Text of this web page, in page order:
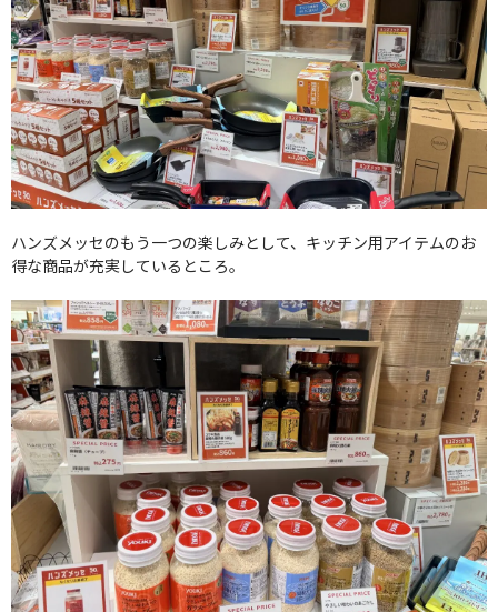
ハンズメッセのもう一つの楽しみとして、キッチン用アイテムのお
得な商品が充実しているところ。